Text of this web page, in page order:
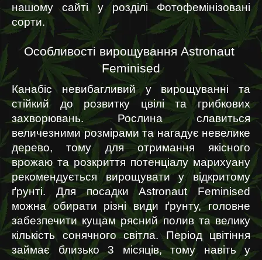
нашому сайті у розділі Фотофемінізовані
сорти.
Особливості вирощування Astronaut
Feminised
Канабіс невибагливий у вирощуванні та
стійкий до розвитку цвілі та грибкових
захворювань. Рослина славиться
величезними розмірами та нагадує невелике
дерево, тому для отримання якісного
врожаю та розкриття потенціалу марихуану
рекомендується вирощувати у відкритому
ґрунті. Для посадки Astronaut Feminised
можна обирати різні види ґрунту, головне
забезпечити кущам рясний полив та велику
кількість сонячного світла. Період цвітіння
займає близько 3 місяців, тому навіть у